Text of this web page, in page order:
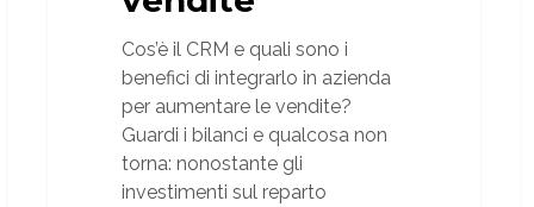
Cos’è il CRM e quali sono i
benefici di integrarlo in azienda
per aumentare le vendite?
Guardi i bilanci e qualcosa non
torna: nonostante gli
investimenti sul reparto